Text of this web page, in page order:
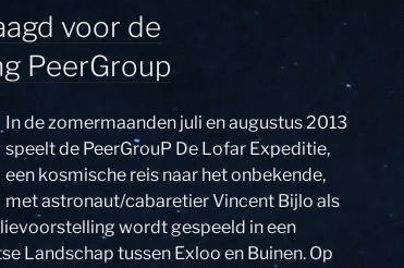
voor de
PeerGroup
In de zomermaanden juli en augustus 2013
speelt de PeerGrouP De Lofar Expeditie,
een kosmische reis naar het onbekende,
met astronaut/cabaretier Vincent Bijlo als
wordt gespeeld in een
Landschap tussen Exloo en Buinen. Op